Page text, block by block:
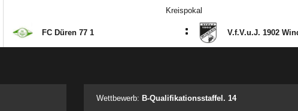
Kreispokal
FC Düren 77 1 : V.f.V.u.J. 1902
Wettbewerb: B-Qualifikationsstaffel. 14